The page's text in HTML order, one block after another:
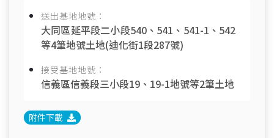
送出基地地號：
大同區延平段二小段540、541、541-1、542
等4筆地號土地(迪化街1段287號)
接受基地地號：
信義區信義段三小段19、19-1地號等2筆土地
附件下載